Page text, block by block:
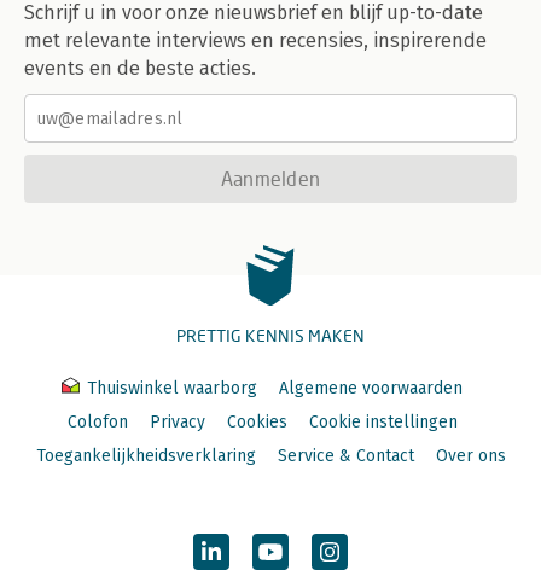
Schrijf u in voor onze nieuwsbrief en blijf up-to-date
met relevante interviews en recensies, inspirerende
events en de beste acties.
Aanmelden
PRETTIG KENNIS MAKEN
Thuiswinkel waarborg
Algemene voorwaarden
Colofon
Privacy Cookies
Cookie instellingen
Toegankelijkheidsverklaring
Service & Contact Over ons